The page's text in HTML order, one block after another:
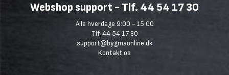
Webshop support - Tlf. 44 54 17 30
Alle hverdage 9:00 - 15:00
Tlf. 44 54 17 30
support@bygmaonline.dk
Kontakt os